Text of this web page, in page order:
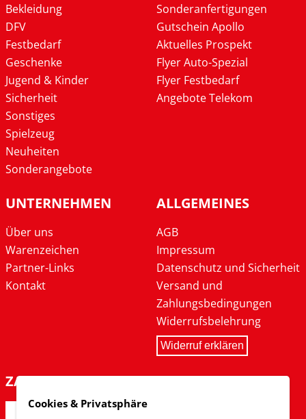
Bekleidung
DFV
Festbedarf
Geschenke
Jugend & Kinder
Sicherheit
Sonstiges
Spielzeug
Neuheiten
Sonderangebote
Sonderanfertigungen
Gutschein Apollo
Aktuelles Prospekt
Flyer Auto-Spezial
Flyer Festbedarf
Angebote Telekom
UNTERNEHMEN
Über uns
Warenzeichen
Partner-Links
Kontakt
ALLGEMEINES
AGB
Impressum
Datenschutz und Sicherheit
Versand und
Zahlungsbedingungen
Widerrufsbelehrung
Widerruf erklären
ZAHLARTEN
Cookies & Privatsphäre